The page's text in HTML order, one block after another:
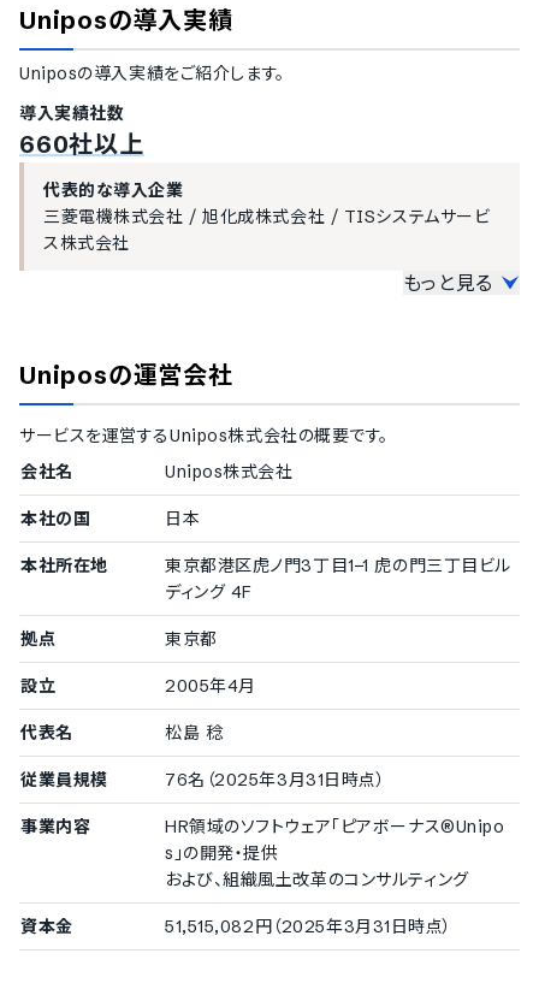
けでなく、裏方にあたる職種の人たちにスポットライトが当
たり働きがいの向上につながっている。さらに職種間での
感謝のやり取り等も増えて組織の一体感が増している。」と
の声をいただき、エンゲージメントと組織の一体感の向上
を実感いただけたのが印象的でした。
—導入後のサポート体制や運用支援で、特に意識して
いる点はありますか？
プロダクトの利用浸透をゴールにするのではなく、顧客の
課題解決や理想状態の達成をゴールとしたサポート・伴走
Uniposの導入実績
Uniposの導入実績をご紹介します。
導入実績社数
660社以上
代表的な導入企業
三菱電機株式会社 /旭化成株式会社 / TISシステムサービ
ス株式会社
1000名以上
株式会社明電舎/三菱電機株式会社/信金中央金庫/GM
Oインターネット株式会社/旭化成株式会社/
イナンス＆リース株式会社/株式会社関西みらい銀行
ス製薬株式会社
500〜999名
株式会社ルミネ/富士製薬工業株式会社/株式会社アイル
/TISシステムサービス株式会社
中小企業の導入実績
従業員数20名〜300名未満の企業を中小企業としてご紹介してい
ます。
100〜299名
グッドライフサーラ関東株式会社
/ コトヒラ工業株式会社
もっと見る
Uniposの運営会社
サービスを運営するUnipos株式会社の概要です。
会社名
Unipos株式会社
本社の国 日本
本社所在地
東京都港区虎ノ門3丁目1−1 虎の門三丁目ビル
ディング 4F
拠点 東京都
設立 2005年4月
代表名 松島 稔
従業員規模 76名（2025年3月31日時点）
事業内容
HR領域のソフトウェア「ピアボーナス®︎Unipo
s」の開発・提供
および、組織風土改革のコンサルティング
資本金 51,515,082円（2025年3月31日時点）